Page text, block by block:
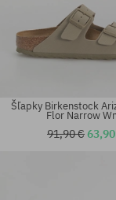
Šľapky Birkenstock
Flor Narrow
91,90 €